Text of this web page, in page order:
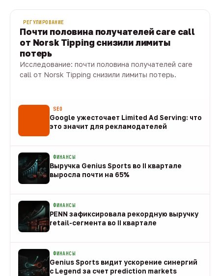
РЕГУЛИРОВАНИЕ
Почти половина получателей care call
от Norsk Tipping снизили лимиты
потерь
Исследование: почти половина получателей care
call от Norsk Tipping снизили лимиты потерь.
SEO
Google ужесточает Limited Ad Serving: что
это значит для рекламодателей
ФИНАНСЫ
Выручка Genius Sports во II квартале
выросла почти на 65%
ФИНАНСЫ
PENN зафиксировала рекордную выручку
retail-сегмента во II квартале
ФИНАНСЫ
Genius Sports видит ускорение синергий
с Legend за счет prediction markets